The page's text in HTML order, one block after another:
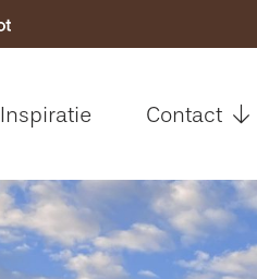
Assortiment
Inspiratie Contact